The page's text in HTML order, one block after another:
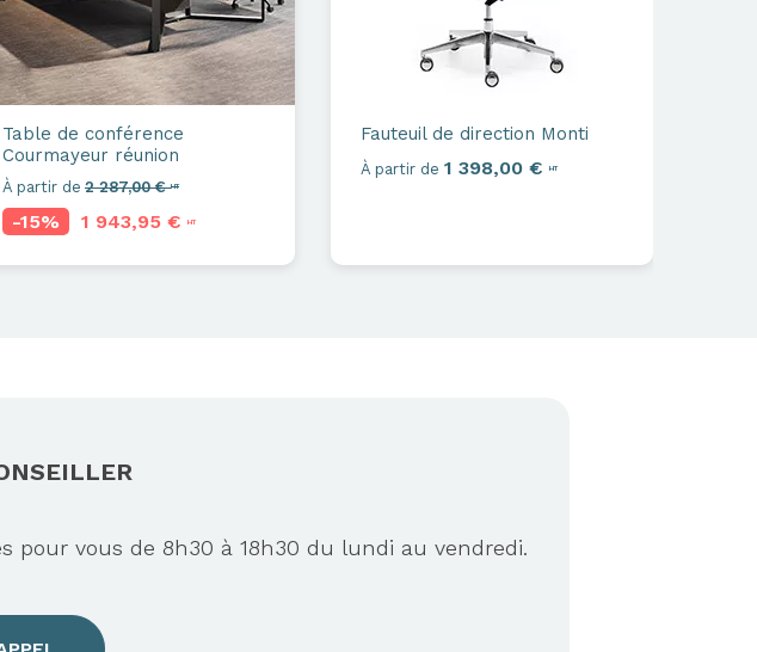
Table de conférence
Courmayeur réunion
À partir de 2 287,00 €HT
-15% 1 943,95 € HT
Fauteuil de direction Monti
À partir de 1 398,00 € HT
pour vous de 8h30 à 18h30 du lundi au vendredi.